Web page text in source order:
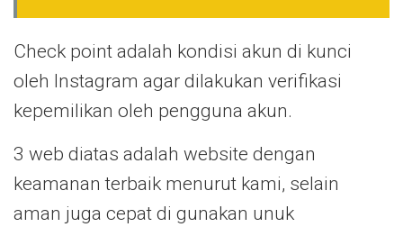
Check point adalah kondisi akun di kunci
oleh Instagram agar dilakukan verifikasi
kepemilikan oleh pengguna akun.
3 web diatas adalah website dengan
keamanan terbaik menurut kami, selain
aman juga cepat di gunakan unuk